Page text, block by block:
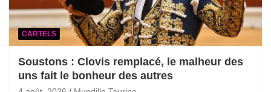
CARTELS
Soustons : Clovis remplacé, le malheur des
uns fait le bonheur des autres